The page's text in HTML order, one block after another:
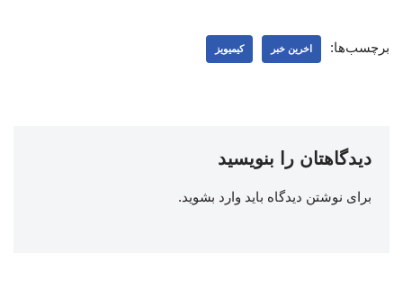
برچسب‌ها: اخرین خبر کیمیویز
دیدگاهتان را بنویسید
برای نوشتن دیدگاه باید وارد بشوید.